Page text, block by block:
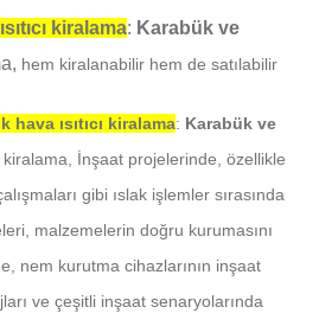
ısıtıcı kiralama: Karabük ve
hem kiralanabilir hem de satılabilir
hava ısıtıcı kiralama: Karabük ve
kiralama, İnşaat projelerinde, özellikle
gibi ıslak işlemler sırasında
malzemelerin doğru kurumasını
nem kurutma cihazlarının inşaat
ve çeşitli inşaat senaryolarında